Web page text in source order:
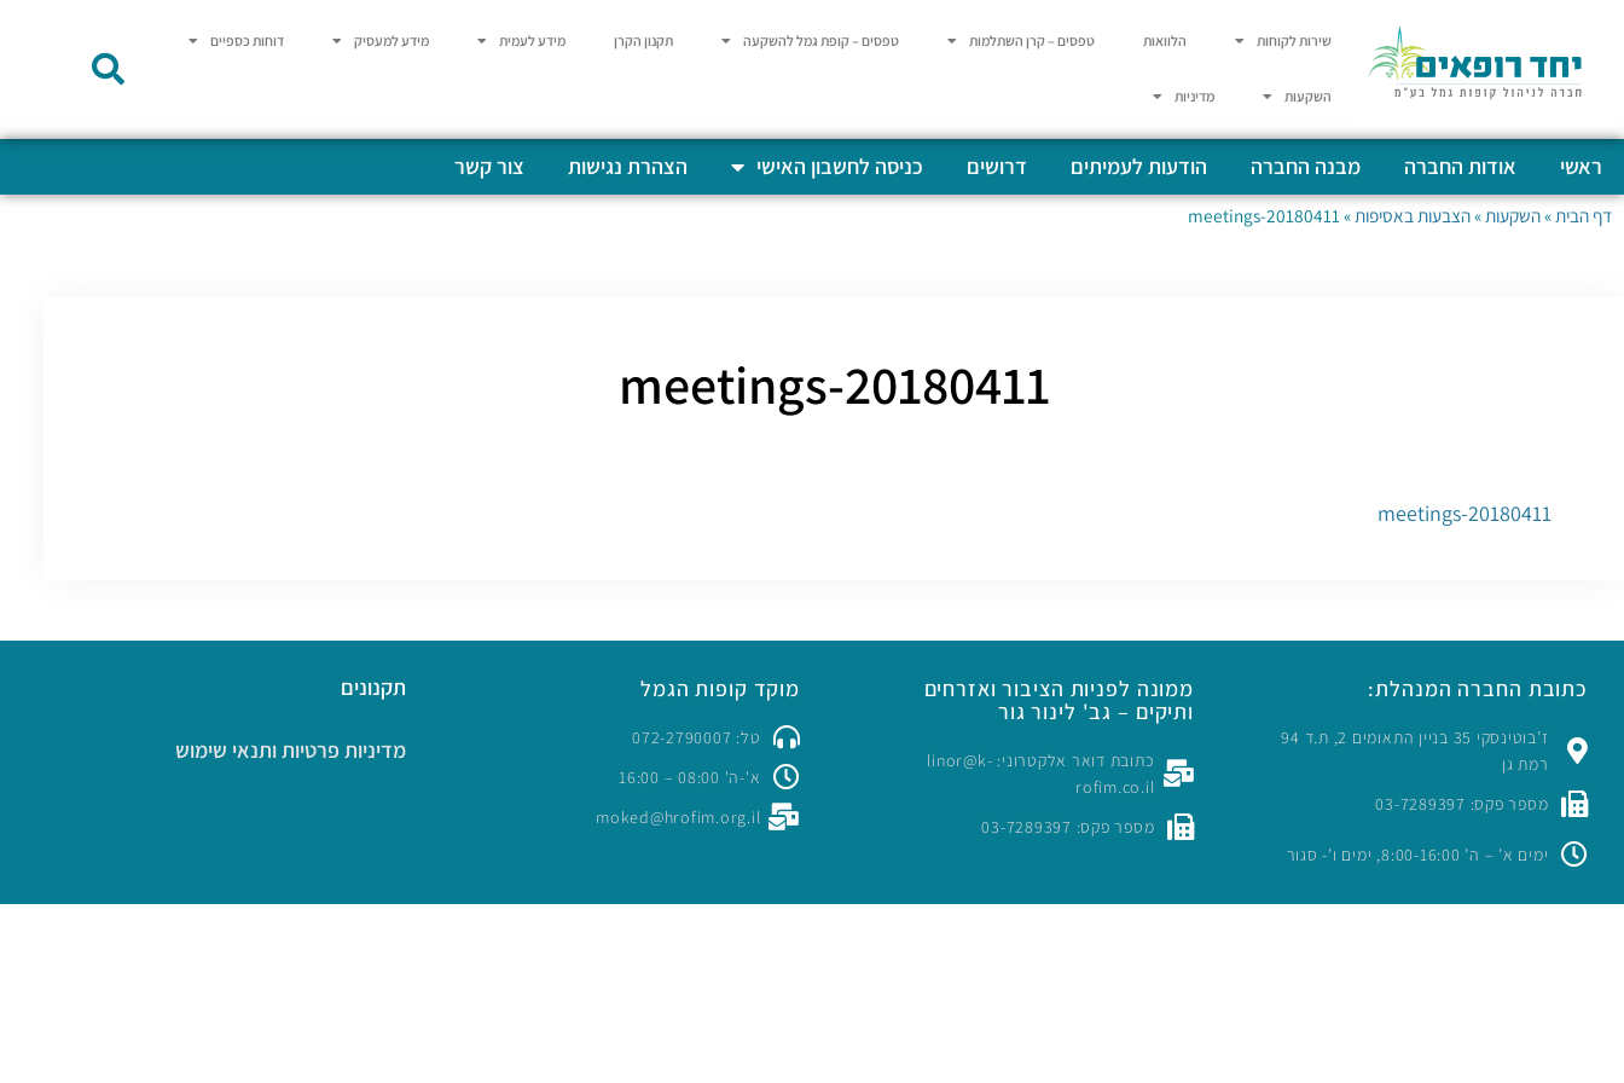
שירות לקוחות הלוואות טפסים – קרן השתלמות טפסים – קופת גמל להשקעה תקנון הקרן מידע לעמית מידע למעסיק דוחות כספיים
השקעות מדיניות
ראשי אודות החברה מבנה החברה הודעות לעמיתים דרושים כניסה לחשבון האישי הצהרת נגישות צור קשר
דף הבית »השקעות »הצבעות באסיפות »
20180411-meetings
20180411-meetings
20180411-meetings
כתובת החברה המנהלת:
ז’בוטינסקי 35 בניין התאומים 2, ת.ד 94
רמת גן
מספר פקס: 03-7289397
ימים א’ – ה’ 8:00-16:00, ימים ו’- סגור
ממונה לפניות הציבור ואזרחים
ותיקים – גב' לינור גור
כתובת דואר אלקטרוני: linor@k-
rofim.co.il
מספר פקס: 03-7289397
מוקד קופות הגמל
טל: 072-2790007
א'-ה' 08:00 – 16:00
moked@hrofim.org.il
תקנונים
מדיניות פרטיות ותנאי שימוש